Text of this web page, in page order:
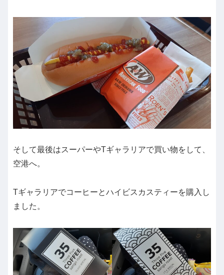
そして最後はスーパーやTギャラリアで買い物をして、
空港へ。
Tギャラリアでコーヒーとハイビスカスティーを購入し
ました。